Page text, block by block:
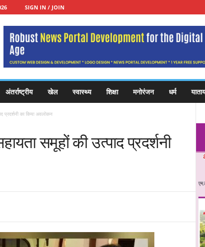
SIGN IN / JOIN
अंतर्राष्ट्रीय खेल स्वास्थ्य शिक्षा मनोरंजन धर्म
प्रदर्शनी का किया अवलोकन
समूहों की उत्पाद प्रदर्शनी